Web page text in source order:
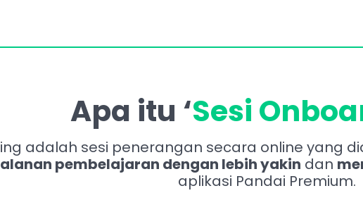
Apa itu ‘Sesi
pembelajaran dengan lebih yakin dan
aplikasi Pandai Premium.